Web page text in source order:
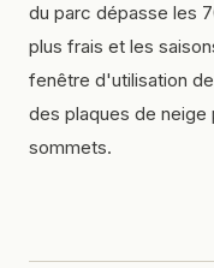
du parc dépasse les
plus frais et les
fenêtre d'utilisation
des plaques de
sommets.